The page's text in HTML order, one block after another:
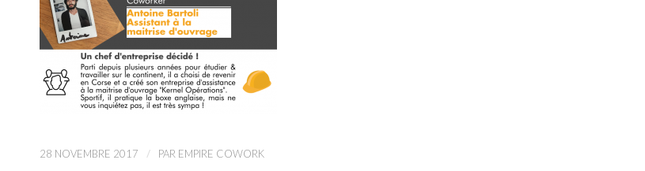
28 NOVEMBRE 2017 / PAR EMPIRE COWORK